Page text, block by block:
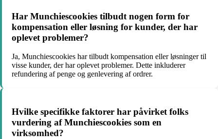
Har Munchiescookies tilbudt nogen form for
kompensation eller løsning for kunder, der har
oplevet problemer?
Ja, Munchiescookies har tilbudt kompensation eller løsninger til
visse kunder, der har oplevet problemer. Dette inkluderer
refundering af penge og genlevering af ordrer.
Hvilke specifikke faktorer har påvirket folks
vurdering af Munchiescookies som en
virksomhed?